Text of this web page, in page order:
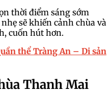
thời điểm sáng sớm
sẽ khiến cảnh chùa và
cuốn hút hơn.
thể Tràng An – Di sản
Thanh Mai